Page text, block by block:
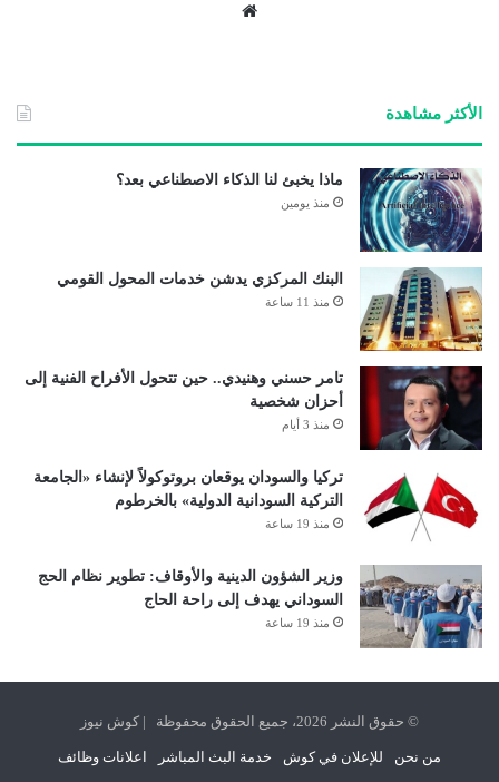
الأكثر مشاهدة
ماذا يخبئ لنا الذكاء الاصطناعي بعد؟
منذ يومين
البنك المركزي يدشن خدمات المحول القومي
منذ 11 ساعة
تامر حسني وهنيدي.. حين تتحول الأفراح الفنية إلى
أحزان شخصية
منذ 3 أيام
تركيا والسودان يوقعان بروتوكولاً لإنشاء «الجامعة
التركية السودانية الدولية» بالخرطوم
منذ 19 ساعة
وزير الشؤون الدينية والأوقاف: تطوير نظام الحج
السوداني يهدف إلى راحة الحاج
منذ 19 ساعة
© حقوق النشر 2026، جميع الحقوق محفوظة | كوش نيوز
من نحن للإعلان في كوش خدمة البث المباشر اعلانات وظائف